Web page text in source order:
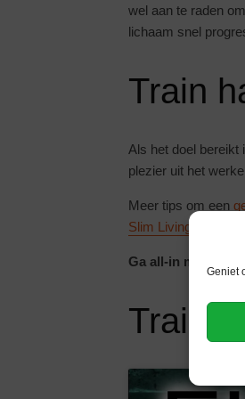
Geniet
wel aan te raden
lichaam snel
Train
Als het doel bereikt
plezier uit het
Meer tips om een
Slim Living
een
Ga all-in met je